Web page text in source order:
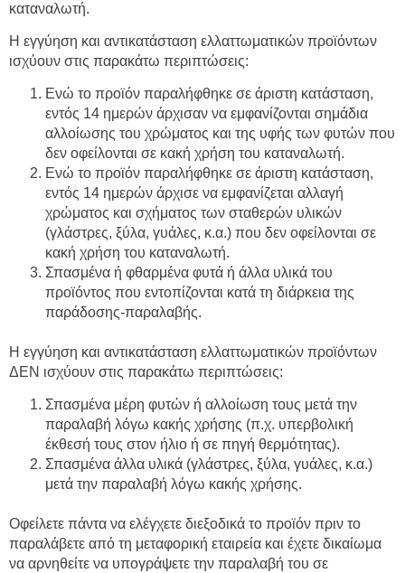
καταναλωτή.
Η εγγύηση και αντικατάσταση ελλαττωματικών προϊόντων
ισχύουν στις παρακάτω περιπτώσεις:
Ενώ το προϊόν παραλήφθηκε σε άριστη κατάσταση,
εντός 14 ημερών άρχισαν να εμφανίζονται σημάδια
αλλοίωσης του χρώματος και της υφής των φυτών που
δεν οφείλονται σε κακή χρήση του καταναλωτή.
Ενώ το προϊόν παραλήφθηκε σε άριστη κατάσταση,
εντός 14 ημερών άρχισε να εμφανίζεται αλλαγή
χρώματος και σχήματος των σταθερών υλικών
(γλάστρες, ξύλα, γυάλες, κ.α.) που δεν οφείλονται σε
κακή χρήση του καταναλωτή.
Σπασμένα ή φθαρμένα φυτά ή άλλα υλικά του
προϊόντος που εντοπίζονται κατά τη διάρκεια της
παράδοσης-παραλαβής.
Η εγγύηση και αντικατάσταση ελλαττωματικών προϊόντων
ΔΕΝ ισχύουν στις παρακάτω περιπτώσεις:
Σπασμένα μέρη φυτών ή αλλοίωση τους μετά την
παραλαβή λόγω κακής χρήσης (π.χ. υπερβολική
έκθεσή τους στον ήλιο ή σε πηγή θερμότητας).
Σπασμένα άλλα υλικά (γλάστρες, ξύλα, γυάλες, κ.α.)
μετά την παραλαβή λόγω κακής χρήσης.
Οφείλετε πάντα να ελέγχετε διεξοδικά το προϊόν πριν το
παραλάβετε από τη μεταφορική εταιρεία και έχετε δικαίωμα
να αρνηθείτε να υπογράψετε την παραλαβή του σε